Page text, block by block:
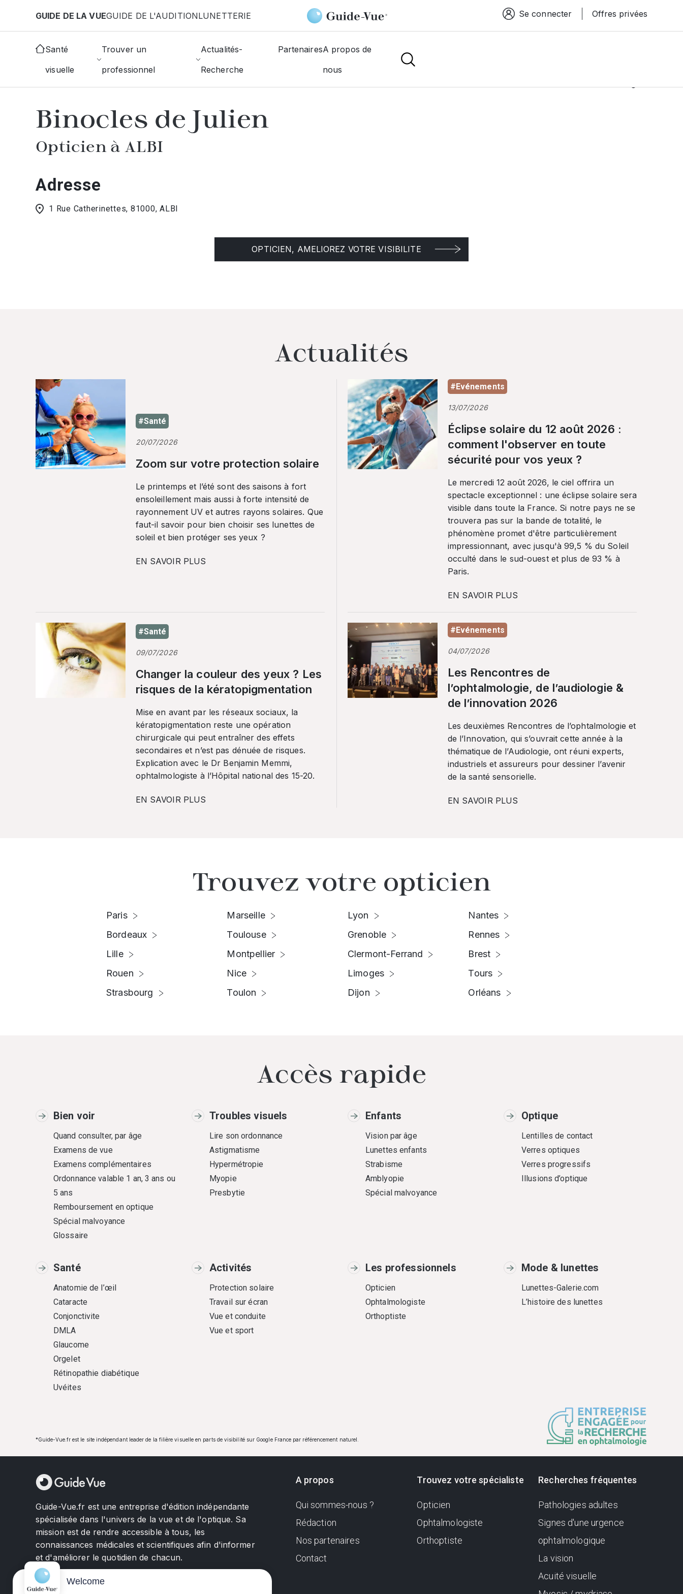
GUIDE DE LA VUEGUIDE DE L'AUDITIONLUNETTERIE Espace connexion
Se connecter Offres privées
Santé
visuelle
Trouver un
professionnel
Actualités-
Recherche
PartenairesA propos de
nous
Accueil Choisir mon opticien Albi Binocles de Julien
Binocles de Julien
Opticien à ALBI
Adresse
1 Rue Catherinettes, 81000, ALBI
OPTICIEN, AMELIOREZ VOTRE VISIBILITE
Actualités
#Santé
20/07/2026
Zoom sur votre protection solaire
Le printemps et l’été sont des saisons à fort
ensoleillement mais aussi à forte intensité de
rayonnement UV et autres rayons solaires. Que
faut-il savoir pour bien choisir ses lunettes de
soleil et bien protéger ses yeux ?
EN SAVOIR PLUS
#Evénements
13/07/2026
Éclipse solaire du 12 août 2026 :
comment l'observer en toute
sécurité pour vos yeux ?
Le mercredi 12 août 2026, le ciel offrira un
spectacle exceptionnel : une éclipse solaire sera
visible dans toute la France. Si notre pays ne se
trouvera pas sur la bande de totalité, le
phénomène promet d'être particulièrement
impressionnant, avec jusqu'à 99,5 % du Soleil
occulté dans le sud-ouest et plus de 93 % à
Paris.
EN SAVOIR PLUS
#Santé
09/07/2026
Changer la couleur des yeux ? Les
risques de la kératopigmentation
Mise en avant par les réseaux sociaux, la
kératopigmentation reste une opération
chirurgicale qui peut entraîner des effets
secondaires et n’est pas dénuée de risques.
Explication avec le Dr Benjamin Memmi,
ophtalmologiste à l’Hôpital national des 15-20.
EN SAVOIR PLUS
#Evénements
04/07/2026
Les Rencontres de
l’ophtalmologie, de l’audiologie &
de l’innovation 2026
Les deuxièmes Rencontres de l’ophtalmologie et
de l’Innovation, qui s’ouvrait cette année à la
thématique de l’Audiologie, ont réuni experts,
industriels et assureurs pour dessiner l’avenir
de la santé sensorielle.
EN SAVOIR PLUS
Trouvez votre opticien
Paris
Bordeaux
Lille
Rouen
Strasbourg
Marseille
Toulouse
Montpellier
Nice
Toulon
Lyon
Grenoble
Clermont-Ferrand
Limoges
Dijon
Nantes
Rennes
Brest
Tours
Orléans
Accès rapide
Bien voir
Quand consulter, par âge
Examens de vue
Examens complémentaires
Ordonnance valable 1 an, 3 ans ou
5 ans
Remboursement en optique
Spécial malvoyance
Glossaire
Troubles visuels
Lire son ordonnance
Astigmatisme
Hypermétropie
Myopie
Presbytie
Enfants
Vision par âge
Lunettes enfants
Strabisme
Amblyopie
Spécial malvoyance
Optique
Lentilles de contact
Verres optiques
Verres progressifs
Illusions d’optique
Santé
Anatomie de l’œil
Cataracte
Conjonctivite
DMLA
Glaucome
Orgelet
Rétinopathie diabétique
Uvéites
Activités
Protection solaire
Travail sur écran
Vue et conduite
Vue et sport
Les professionnels
Opticien
Ophtalmologiste
Orthoptiste
Mode & lunettes
Lunettes-Galerie.com
L’histoire des lunettes
*Guide-Vue.fr est le site indépendant leader de la filière visuelle en parts de visibilité sur Google France par référencement naturel.
Guide-Vue.fr est une entreprise d'édition indépendante
spécialisée dans l'univers de la vue et de l'optique. Sa
mission est de rendre accessible à tous, les
connaissances médicales et scientifiques afin d'informer
et d'améliorer le quotidien de chacun.
A propos
Qui sommes-nous ?
Rédaction
Nos partenaires
Contact
Trouvez votre spécialiste
Opticien
Ophtalmologiste
Orthoptiste
Recherches fréquentes
Pathologies adultes
Signes d'une urgence
ophtalmologique
La vision
Acuité visuelle
Welcome